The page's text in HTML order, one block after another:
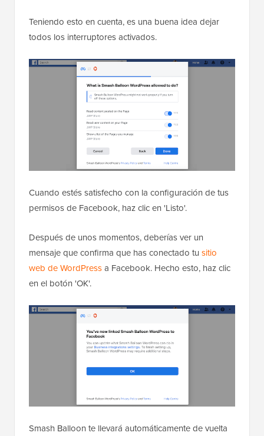
Teniendo esto en cuenta, es una buena idea dejar
todos los interruptores activados.
Cuando estés satisfecho con la configuración de tus
permisos de Facebook, haz clic en 'Listo'.
Después de unos momentos, deberías ver un
mensaje que confirma que has conectado tu sitio
web de WordPressa Facebook. Hecho esto, haz clic
en el botón 'OK'.
Smash Balloon te llevará automáticamente de vuelta